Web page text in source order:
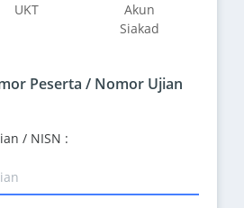
UKT
Akun
Siakad
Peserta / Nomor Ujian
/ NISN :